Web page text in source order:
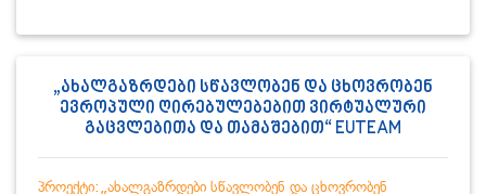
„ახალგაზრდები სწავლობენ და ცხოვრობენ
ევროპული ღირებულებებით ვირტუალური
გაცვლებითა და თამაშებით“ EUTEAM
პროექტი:„ახალგაზრდები სწავლობენ და ცხოვრობენ